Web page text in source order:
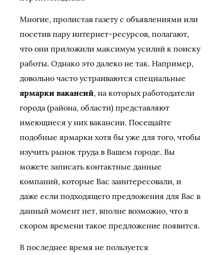
Многие, пролистав газету с объявлениями или
посетив пару интернет-ресурсов, полагают,
что они приложили максимум усилий к поиску
работы. Однако это далеко не так. Например,
довольно часто устраиваются специальные
ярмарки вакансий, на которых работодатели
города (района, области) представляют
имеющиеся у них вакансии. Посещайте
подобные ярмарки хотя бы уже для того, чтобы
изучить рынок труда в Вашем городе. Вы
можете записать контактные данные
компаний, которые Вас заинтересовали, и
даже если подходящего предложения для Вас в
данный момент нет, вполне возможно, что в
скором времени такое предложение появится.
В последнее время не пользуется